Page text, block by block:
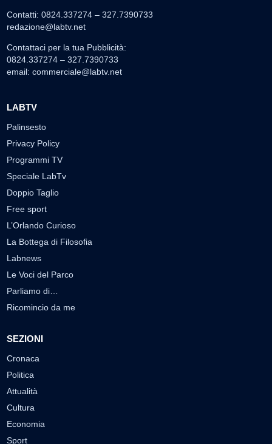
Contatti: 0824.337274 – 327.7390733
redazione@labtv.net
Contattaci per la tua Pubblicità:
0824.337274 – 327.7390733
email: commerciale@labtv.net
LABTV
Palinsesto
Privacy Policy
Programmi TV
Speciale LabTv
Doppio Taglio
Free sport
L’Orlando Curioso
La Bottega di Filosofia
Labnews
Le Voci del Parco
Parliamo di…
Ricomincio da me
SEZIONI
Cronaca
Politica
Attualità
Cultura
Economia
Sport